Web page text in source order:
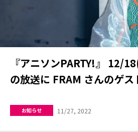
『アニソンPARTY!』 12/
の放送に FRAM さんのゲ
お知らせ 11/27, 2022